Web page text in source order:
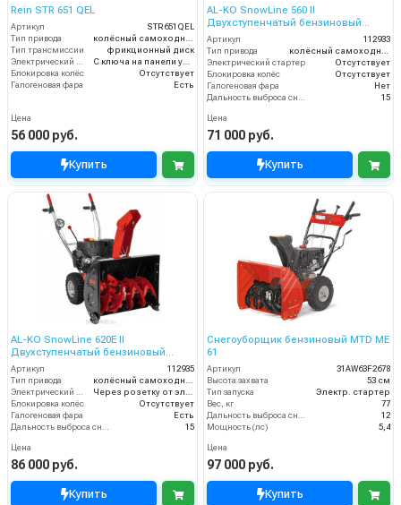
Rein STR 651 QEL
Артикул
STR651QEL
Тип привода
колёсный самоходный
Тип трансмиссии
фрикционный диск
Электрический стартер
С ключа на панели управления
Блокировка колёс
Отсутствует
Галогеновая фара
Есть
Цена
56 000 руб.
Купить
AL-KO SnowLine 560 II
Двухступенчатый бензиновый
снегоуборщик
Артикул
112933
Тип привода
колёсный самоходный
Электрический стартер
Отсутствует
Блокировка колёс
Отсутствует
Галогеновая фара
Нет
Дальность выброса снега (м)
15
Цена
71 000 руб.
Купить
AL-KO SnowLine 620E II
Двухступенчатый бензиновый
снегоуборщик
Артикул
112935
Тип привода
колёсный самоходный
Электрический стартер
Через розетку от электросети
Блокировка колёс
Отсутствует
Галогеновая фара
Есть
Дальность выброса снега (м)
15
Цена
86 000 руб.
Купить
Снегоуборщик бензиновый MTD ME
61
Артикул
31AW63F2678
Высота захвата
53 см
Тип запуска
Электр. стартер
Вес, кг
77
Дальность выброса снега (м)
12
Мощность (лс)
5,4
Цена
97 000 руб.
Купить